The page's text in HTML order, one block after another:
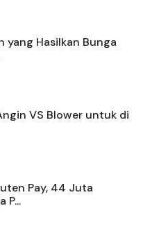
yang Hasilkan Bunga
VS Blower untuk di
Pay, 44 Juta
P...